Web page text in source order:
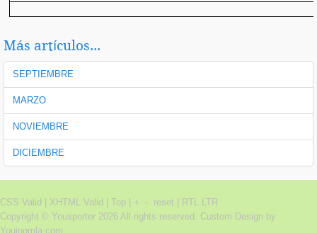
Más artículos...
SEPTIEMBRE
MARZO
NOVIEMBRE
DICIEMBRE
CSS Valid | XHTML Valid | Top + - reset RTL
LTR
Copyright © Yousporter 2026 All rights reserved. Custom Design by
Youjoomla.com